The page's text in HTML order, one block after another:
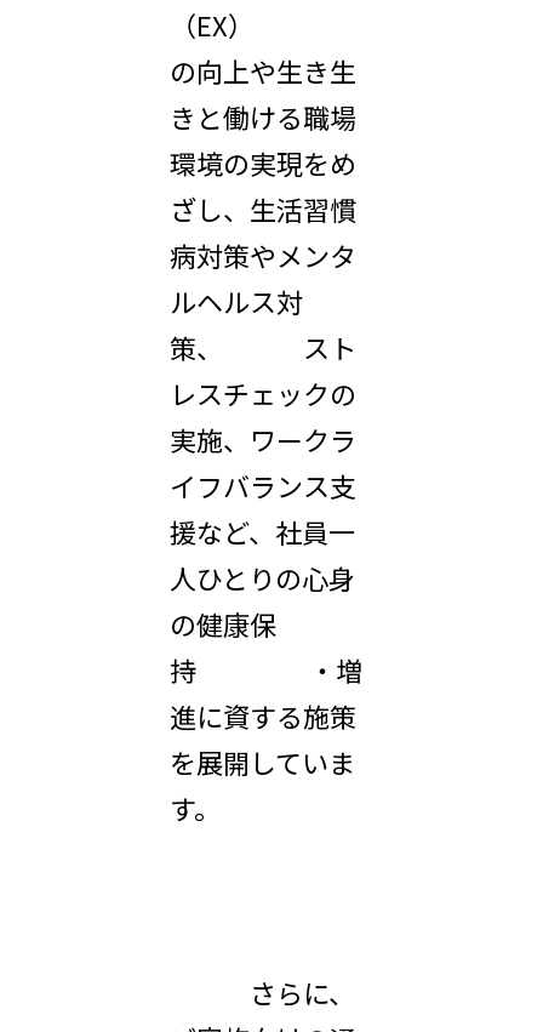
（EX）
の向上や生き生
きと働ける職場
環境の実現をめ
ざし、生活習慣
病対策やメンタ
ルヘルス対
策、 スト
レスチェックの
実施、ワークラ
イフバランス支
援など、社員一
人ひとりの心身
の健康保
持 ・増
進に資する施策
を展開していま
す。
さらに、